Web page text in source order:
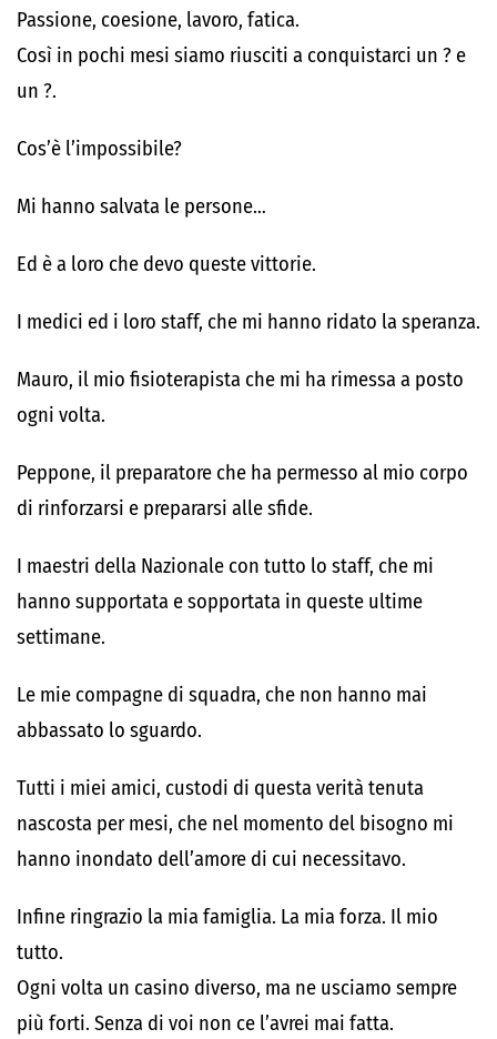
Passione, coesione, lavoro, fatica.
Così in pochi mesi siamo riusciti a conquistarci un ? e
un ?.
Cos’è l’impossibile?
Mi hanno salvata le persone…
Ed è a loro che devo queste vittorie.
I medici ed i loro staff, che mi hanno ridato la speranza.
Mauro, il mio fisioterapista che mi ha rimessa a posto
ogni volta.
Peppone, il preparatore che ha permesso al mio corpo
di rinforzarsi e prepararsi alle sfide.
I maestri della Nazionale con tutto lo staff, che mi
hanno supportata e sopportata in queste ultime
settimane.
Le mie compagne di squadra, che non hanno mai
abbassato lo sguardo.
Tutti i miei amici, custodi di questa verità tenuta
nascosta per mesi, che nel momento del bisogno mi
hanno inondato dell’amore di cui necessitavo.
Infine ringrazio la mia famiglia. La mia forza. Il mio
tutto.
Ogni volta un casino diverso, ma ne usciamo sempre
più forti. Senza di voi non ce l’avrei mai fatta.